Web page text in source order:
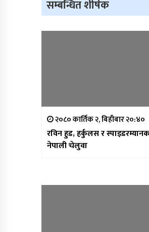
सम्बन्धित शीर्षक
२०८० कार्तिक २, बिहीबार २०:४०
रविन हुड, हर्कुलस र
नेपाली चेलुवा